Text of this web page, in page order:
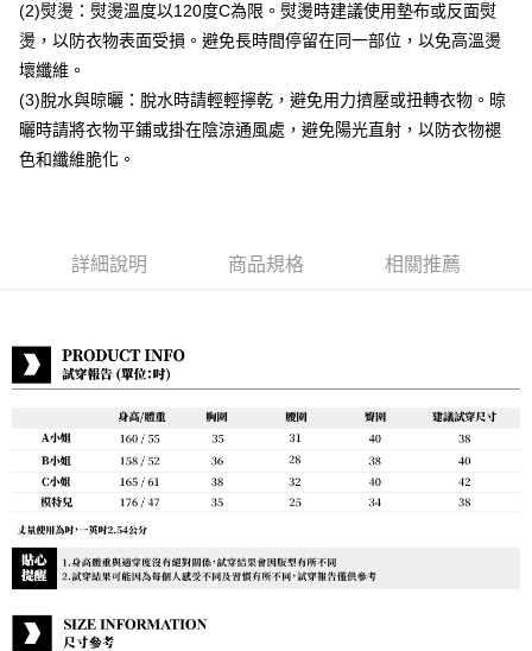
每筆NT$80，滿NT$888(含以上)免運費
(2)熨燙：熨燙溫度以120度C為限。熨燙時建議使用墊布或反面熨
燙，以防衣物表面受損。避免長時間停留在同一部位，以免高溫燙
壞纖維。
(3)脫水與晾曬：脫水時請輕輕擰乾，避免用力擠壓或扭轉衣物。晾
曬時請將衣物平鋪或掛在陰涼通風處，避免陽光直射，以防衣物褪
色和纖維脆化。
詳細說明 商品規格 相關推薦